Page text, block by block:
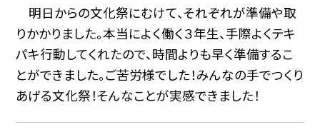
明日からの文化祭にむけて、それぞれが準備や取
りかかりました。本当によく働く３年生、手際よくテキ
パキ行動してくれたので、時間よりも早く準備するこ
とができました。ご苦労様でした！みんなの手でつくり
あげる文化祭！そんなことが実感できました！